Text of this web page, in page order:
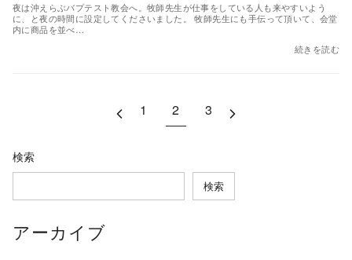
夜は沖えらぶバプテスト教会へ。牧師先生が仕事をしている人も来やすいよう
に、と夜の時間に設定してくださいました。 牧師先生にも手伝って頂いて、会堂
内に商品を並べ…
続きを読む
1 2 3
検索
検索
アーカイブ